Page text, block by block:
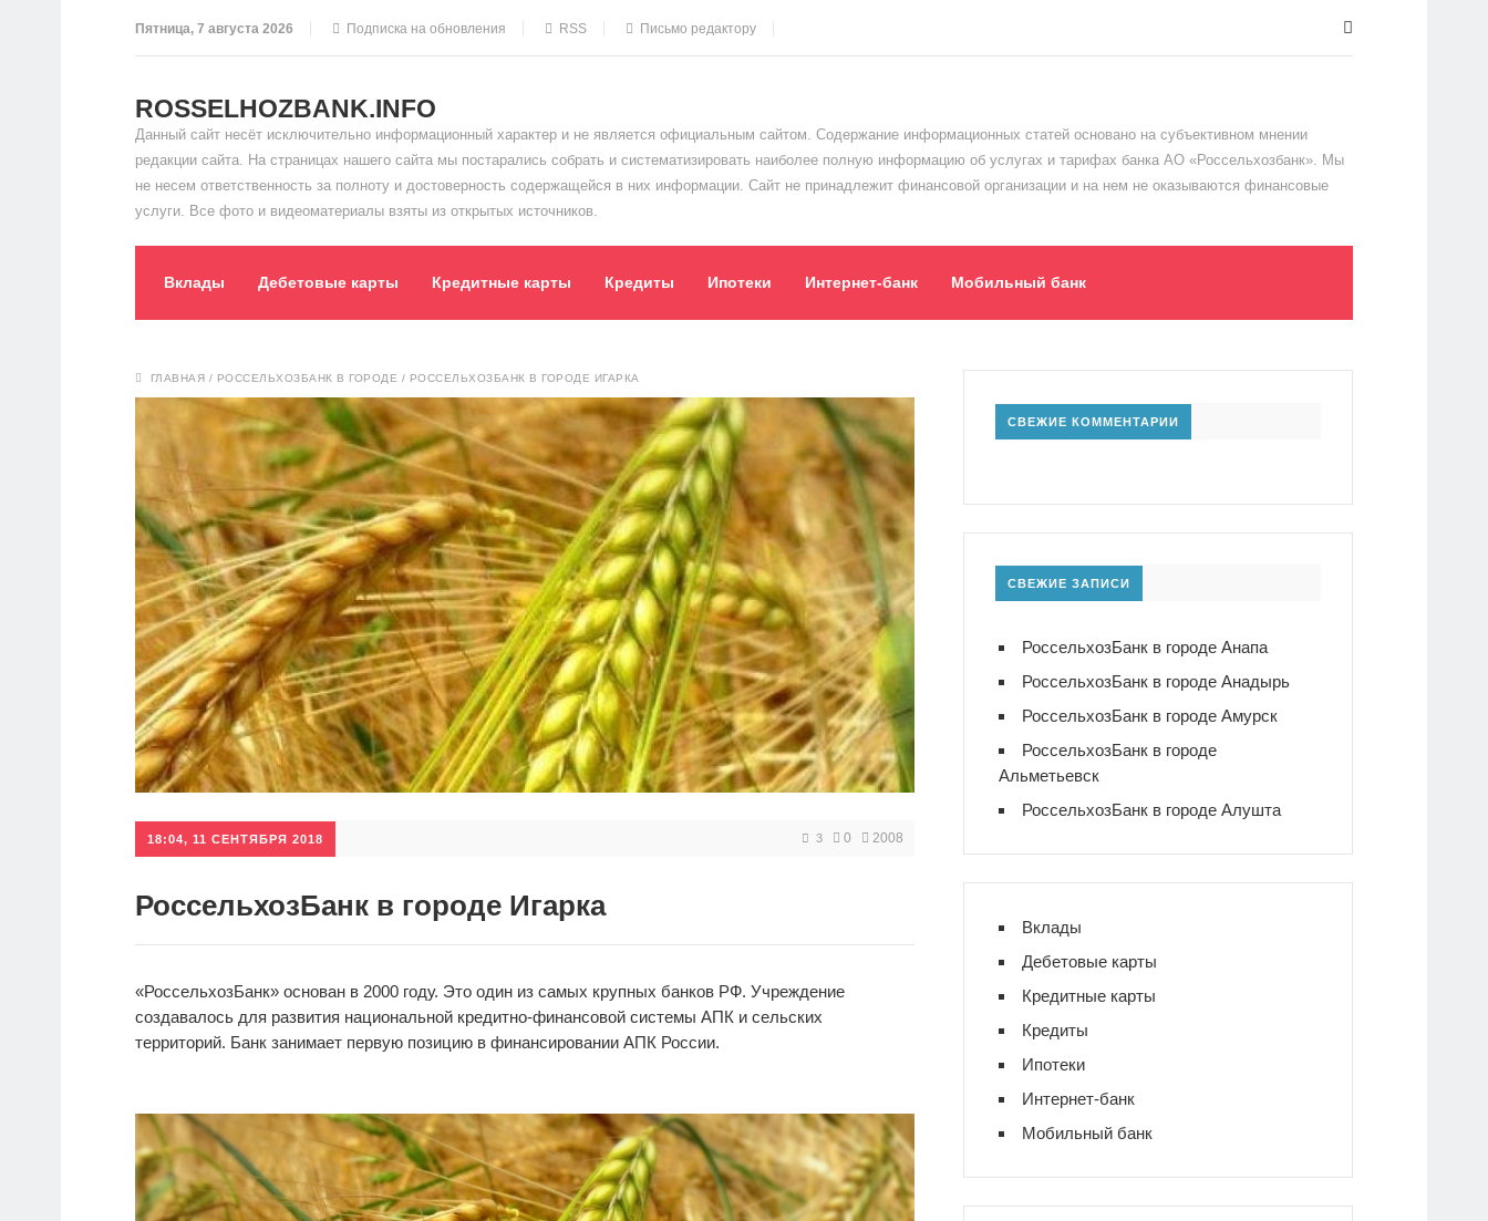
Пятница, 7 августа 2026 Подписка на обновления RSS Письмо редактору
ROSSELHOZBANK.INFO
Данный сайт несёт исключительно информационный характер и не является официальным сайтом. Содержание информационных статей основано на субъективном мнении
редакции сайта. На страницах нашего сайта мы постарались собрать и систематизировать наиболее полную информацию об услугах и тарифах банка АО «Россельхозбанк». Мы
не несем ответственность за полноту и достоверность содержащейся в них информации. Сайт не принадлежит финансовой организации и на нем не оказываются финансовые
услуги. Все фото и видеоматериалы взяты из открытых источников.
Вклады Дебетовые карты Кредитные карты Кредиты Ипотеки Интернет-банк Мобильный банк
ГЛАВНАЯ / РОССЕЛЬХОЗБАНК В ГОРОДЕ / РОССЕЛЬХОЗБАНК В ГОРОДЕ ИГАРКА
18:04, 11 СЕНТЯБРЯ 2018 3 0 2008
РоссельхозБанк в городе Игарка
«РоссельхозБанк» основан в 2000 году. Это один из самых крупных банков РФ. Учреждение
создавалось для развития национальной кредитно-финансовой системы АПК и сельских
территорий. Банк занимает первую позицию в финансировании АПК России.
СВЕЖИЕ КОММЕНТАРИИ
СВЕЖИЕ ЗАПИСИ
РоссельхозБанк в городе Анапа
РоссельхозБанк в городе Анадырь
РоссельхозБанк в городе Амурск
РоссельхозБанк в городе
Альметьевск
РоссельхозБанк в городе Алушта
Вклады
Дебетовые карты
Кредитные карты
Кредиты
Ипотеки
Интернет-банк
Мобильный банк